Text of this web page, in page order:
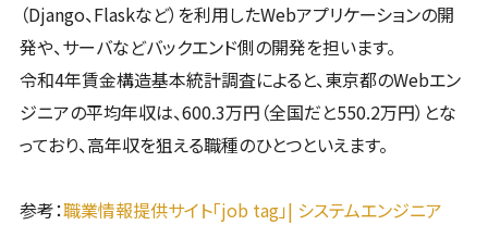
（Django、Flaskなど）を利用したWebアプリケーションの開
発や、サーバなどバックエンド側の開発を担います。
令和4年賃金構造基本統計調査によると、東京都のWebエン
ジニアの平均年収は、600.3万円（全国だと550.2万円）とな
っており、高年収を狙える職種のひとつといえます。
参考：職業情報提供サイト「job tag」| システムエンジニア